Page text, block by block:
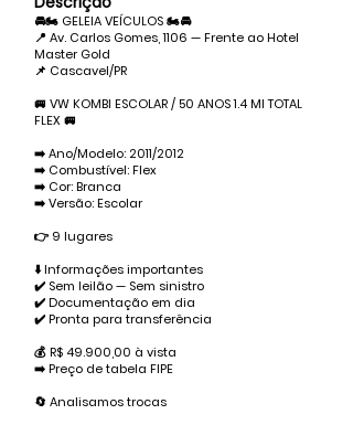
🚘🏍 GELEIA VEÍCULOS 🏍🚘
📍 Av. Carlos Gomes, 1106 — Frente ao Hotel
Master Gold
📌 Cascavel/PR
🚐 VW KOMBI ESCOLAR / 50 ANOS 1.4 MI TOTAL
FLEX 🚐
➡️ Ano/Modelo: 2011/2012
➡️ Combustível: Flex
➡️ Cor: Branca
➡️ Versão: Escolar
👉 9 lugares
⬇️ Informações importantes
✔️ Sem leilão — Sem sinistro
✔️ Documentação em dia
✔️ Pronta para transferência
💰 R$ 49.900,00 à vista
➡️ Preço de tabela FIPE
🔄 Analisamos trocas